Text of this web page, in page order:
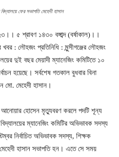
বিদ্যালয়ে ফের সভাপতি মেহেদী হাসান
৫ শ্রাবণ ১৪৩০ বঙ্গাব্দ (বর্ষাকাল)।।
খবর : লৌহজং প্রতিনিধি :মুন্সীগঞ্জের লৌহজং
দুই বছর মেয়াদী ম্যানেজিং কমিটিতে ১০
হয়েছে। সর্বশেষ গতকাল বুধবার বিনা
মো. মেহেদী হাসান।
হোসেন মৃত্যুবরণ করলে পদটি শূন্য
ম্যানেজিং কমিটির অভিভাবক সদস্য
নির্বাচিত অভিভাবক সদস্য, শিক্ষক
হাসান সভাপতি হন। এতে সে সময়